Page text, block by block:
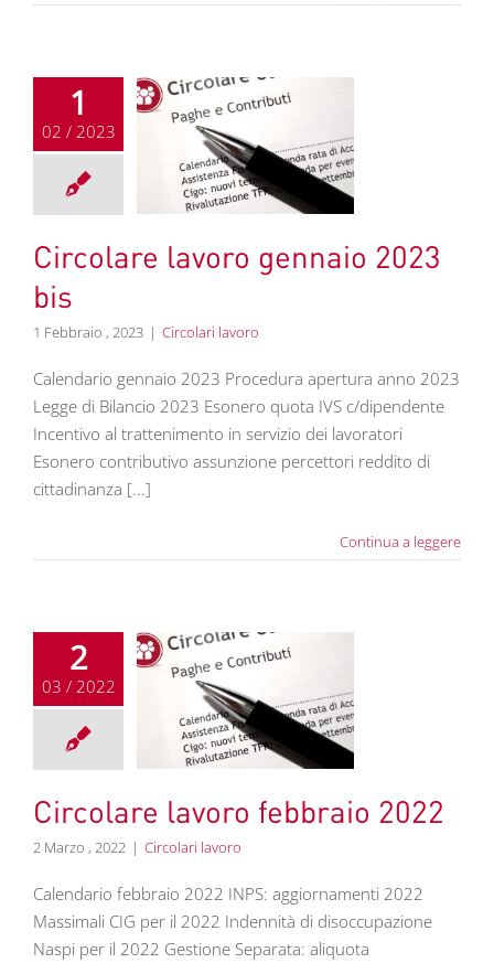
1
02 / 2023
lavoro
2023 bis
lavoro
Circolare lavoro gennaio 2023
bis
1 Febbraio , 2023 | Circolari lavoro
Calendario gennaio 2023 Procedura apertura anno 2023
Legge di Bilancio 2023 Esonero quota IVS c/dipendente
Incentivo al trattenimento in servizio dei lavoratori
Esonero contributivo assunzione percettori reddito di
cittadinanza [...]
Continua a leggere
2
03 / 2022
lavoro
lavoro
Circolare lavoro febbraio 2022
2 Marzo , 2022 | Circolari lavoro
Calendario febbraio 2022 INPS: aggiornamenti 2022
Massimali CIG per il 2022 Indennità di disoccupazione
Naspi per il 2022 Gestione Separata: aliquota